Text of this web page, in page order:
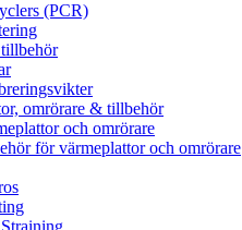
(PCR)
omrörare & tillbehör
och omrörare
för värmeplattor och omrörare